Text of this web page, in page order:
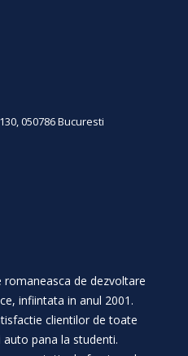
050786 Bucuresti
de dezvoltare
infiintata in anul 2001.
clientilor de toate
pana la studenti.